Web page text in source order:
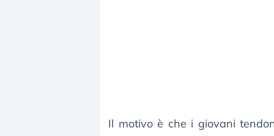
Il motivo è che i giovani